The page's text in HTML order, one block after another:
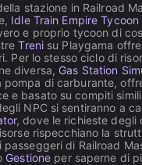
stazione in Railroad
Idle Train Empire Tycoon
e proprio tycoon di
Treni su Playgama
Per lo stesso ciclo di
diversa, Gas Station
pompa di carburante,
e basato su compiti
NPC si sentiranno a
, dove le richieste degli
rispecchiano la
di Railroad
Gestione per saperne di